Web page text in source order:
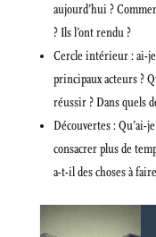
aujourd’hui ?
? Ils l’ont rendu ?
Cercle intérieur : ai-je
principaux acteurs ?
réussir ? Dans quels
Découvertes : Qu’ai-
consacrer plus de
a-t-il des choses à